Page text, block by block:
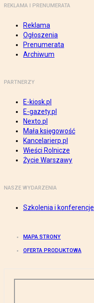
REKLAMA I PRENUMERATA
Reklama
Ogłoszenia
Prenumerata
Archiwum
PARTNERZY
E-kiosk.pl
E-gazety.pl
Nexto.pl
Mała księgowość
Kancelarierp.pl
Wieści Rolnicze
Życie Warszawy
NASZE WYDARZENIA
Szkolenia i konferencje
MAPA STRONY
OFERTA PRODUKTOWA